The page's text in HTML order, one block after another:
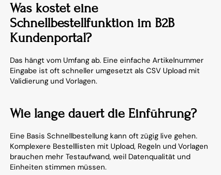
Was kostet eine
Schnellbestellfunktion im B2B
Kundenportal?
Das hängt vom Umfang ab. Eine einfache Artikelnummer
Eingabe ist oft schneller umgesetzt als CSV Upload mit
Validierung und Vorlagen.
Wie lange dauert die Einführung?
Eine Basis Schnellbestellung kann oft zügig live gehen.
Komplexere Bestelllisten mit Upload, Regeln und Vorlagen
brauchen mehr Testaufwand, weil Datenqualität und
Einheiten stimmen müssen.